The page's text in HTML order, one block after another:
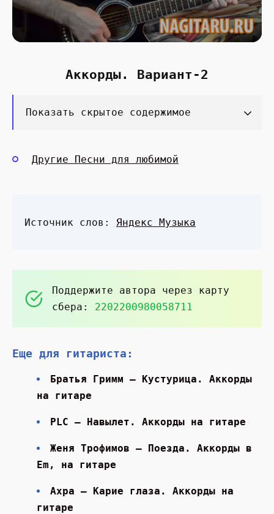
Аккорды. Вариант-2
Показать скрытое содержимое
Другие Песни для любимой
Источник слов: Яндекс Музыка
Поддержите автора через карту
сбера: 2202200980058711
Еще для гитариста:
Братья Гримм — Кустурица. Аккорды
на гитаре
PLC — Навылет. Аккорды на гитаре
Женя Трофимов — Поезда. Аккорды в
Em, на гитаре
Ахра — Карие глаза. Аккорды на
гитаре